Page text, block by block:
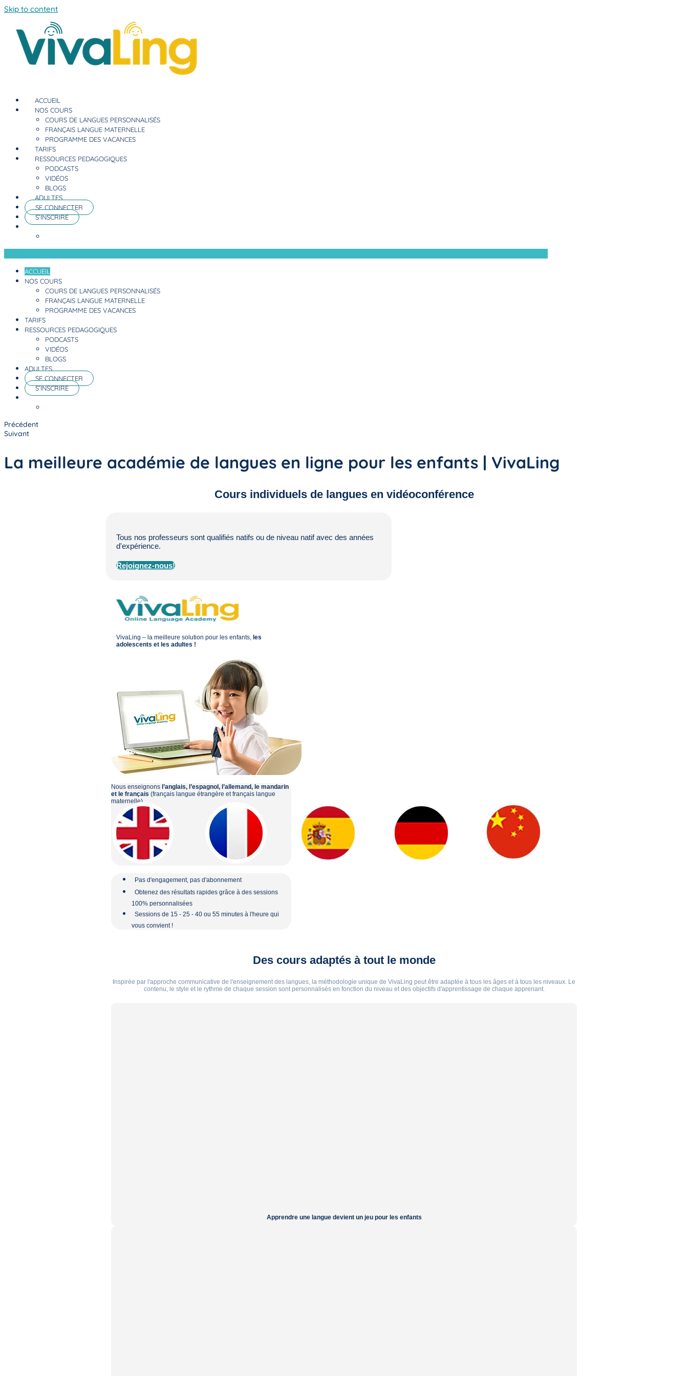
Skip to content
ACCUEIL
NOS COURS
COURS DE LANGUES PERSONNALISÉS
FRANÇAIS LANGUE MATERNELLE
PROGRAMME DES VACANCES
TARIFS
RESSOURCES PEDAGOGIQUES
PODCASTS
VIDÉOS
BLOGS
ADULTES
SE CONNECTER
S’INSCRIRE
ACCUEIL
NOS COURS
COURS DE LANGUES PERSONNALISÉS
FRANÇAIS LANGUE MATERNELLE
PROGRAMME DES VACANCES
TARIFS
RESSOURCES PEDAGOGIQUES
PODCASTS
VIDÉOS
BLOGS
ADULTES
SE CONNECTER
S’INSCRIRE
Précédent
Suivant
La meilleure académie de langues en ligne pour les enfants | VivaLing
Cours individuels de langues en vidéoconférence
Tous nos professeurs sont qualifiés natifs ou de niveau natif avec des années
d'expérience.
Rejoignez-nous!
VivaLing – la meilleure solution pour les enfants,les
adolescents et les adultes !
Nous enseignonsl’anglais, l’espagnol, l’allemand, le mandarin
et le français(français langue étrangère et français langue
maternelle).
Pas d'engagement, pas d'abonnement
Obtenez des résultats rapides grâce à des sessions
100% personnalisées
Sessions de 15 - 25 - 40 ou 55 minutes à l'heure qui
vous convient !
Des cours adaptés à tout le monde
Inspirée par l'approche communicative de l'enseignement des langues, la méthodologie unique de VivaLing peut être adaptée à tous les âges et à tous les niveaux. Le
contenu, le style et le rythme de chaque session sont personnalisés en fonction du niveau et des objectifs d'apprentissage de chaque apprenant.
Apprendre une langue devient un jeu pour les enfants